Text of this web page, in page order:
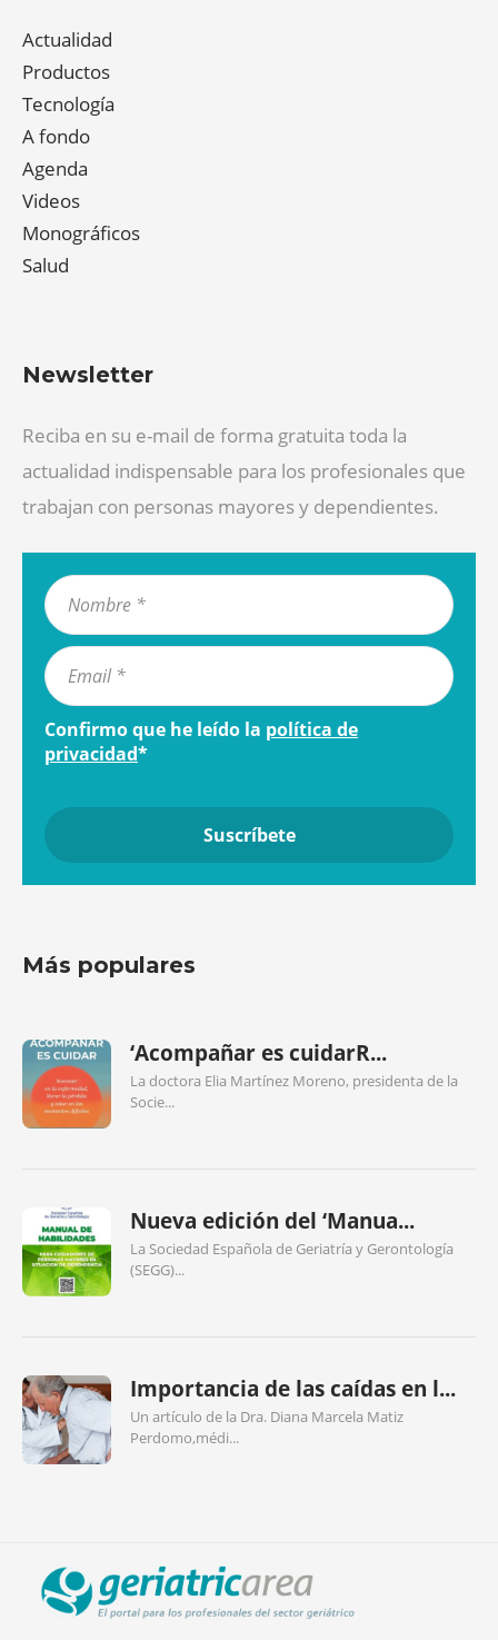
Actualidad
Productos
Tecnología
A fondo
Agenda
Videos
Monográficos
Salud
Newsletter
Reciba en su e-mail de forma gratuita toda la
actualidad indispensable para los profesionales que
trabajan con personas mayores y dependientes.
Confirmo que he leído la política de
privacidad*
Más populares
‘Acompañar es cuidarR...
La doctora Elia Martínez Moreno, presidenta de la
Socie...
Nueva edición del ‘Manua...
La Sociedad Española de Geriatría y Gerontología
(SEGG)...
Importancia de las caídas en l...
Un artículo de la Dra. Diana Marcela Matiz
Perdomo,médi...